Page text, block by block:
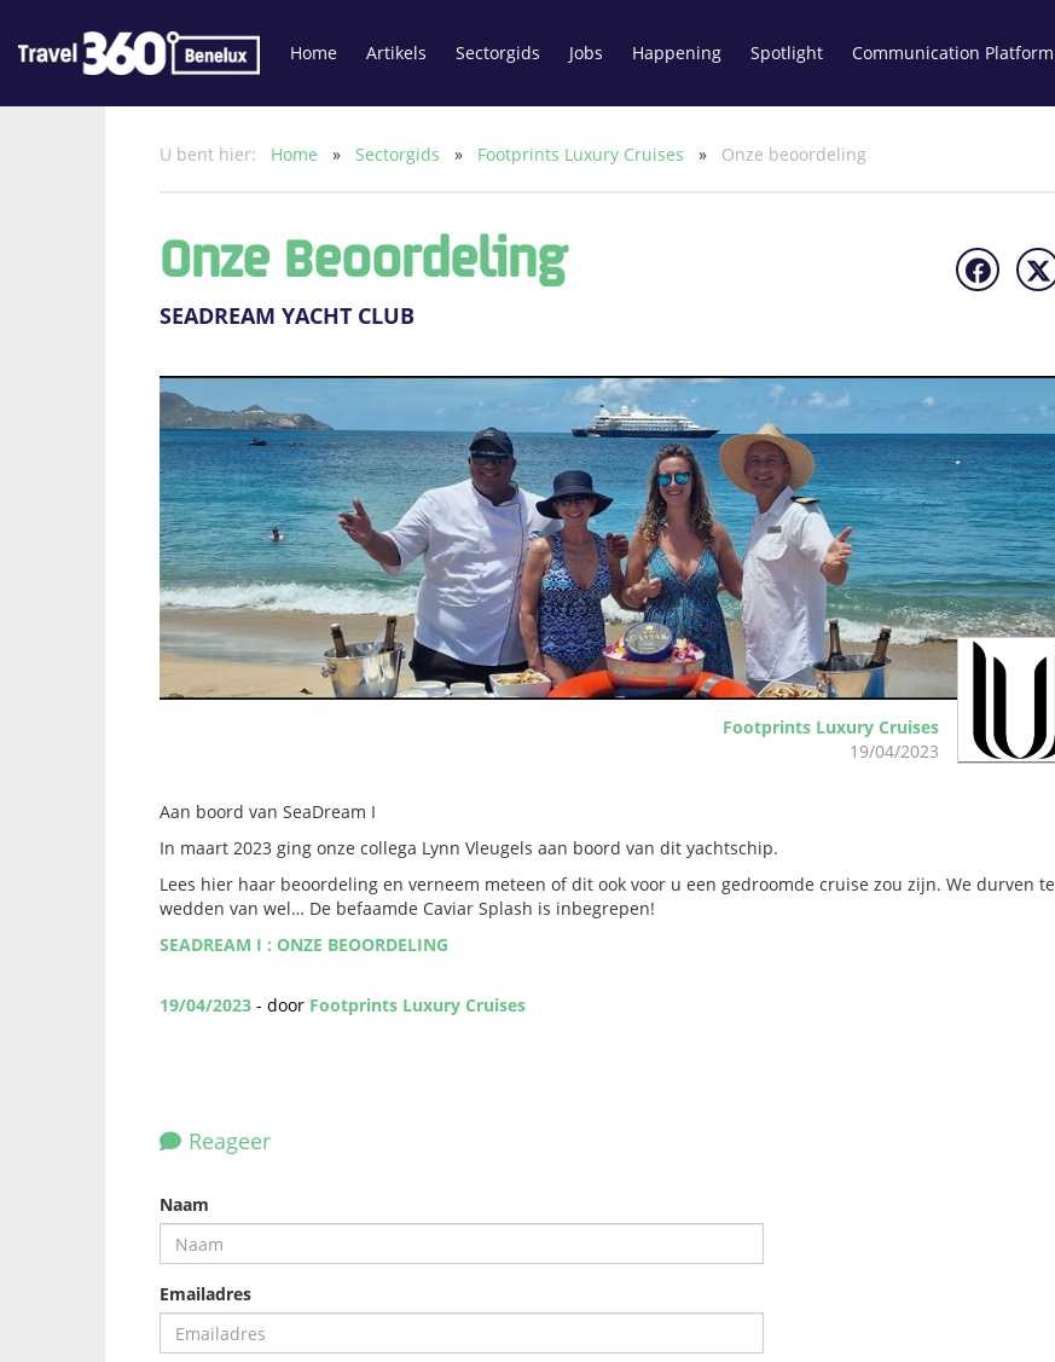
Home Artikels Sectorgids Jobs Happening Spotlight Communication Platform
U bent hier: Home » Sectorgids » Footprints Luxury Cruises » Onze beoordeling
Onze Beoordeling
SEADREAM YACHT CLUB
Footprints Luxury Cruises
19/04/2023
Aan boord van SeaDream I
In maart 2023 ging onze collega Lynn Vleugels aan boord van dit yachtschip.
Lees hier haar beoordeling en verneem meteen of dit ook voor u een gedroomde cruise zou zijn. We durven te
wedden van wel… De befaamde Caviar Splash is inbegrepen!
SEADREAM I : ONZE BEOORDELING
19/04/2023 - door Footprints Luxury Cruises
Reageer
Naam
Emailadres